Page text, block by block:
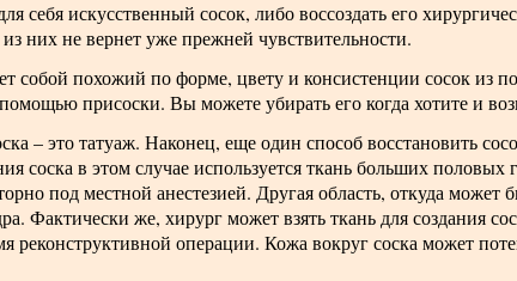
себя искусственный сосок, либо воссоздать его
них не вернет уже прежней чувствительности.
собой похожий по форме, цвету и консистенции сосок из
присоски. Вы можете убирать его когда хотите и
– это татуаж. Наконец, еще один способ восстановить
соска в этом случае используется ткань больших половых
под местной анестезией. Другая область, откуда может
Фактически же, хирург может взять ткань для создания
реконструктивной операции. Кожа вокруг соска может